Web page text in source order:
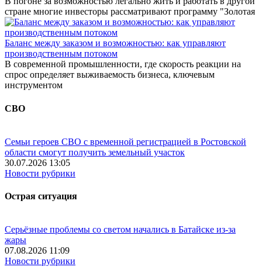
стране многие инвесторы рассматривают программу "Золотая
Баланс между заказом и возможностью: как управляют
производственным потоком
В современной промышленности, где скорость реакции на
спрос определяет выживаемость бизнеса, ключевым
инструментом
СВО
Семьи героев СВО с временной регистрацией в Ростовской
области смогут получить земельный участок
30.07.2026 13:05
Новости рубрики
Острая ситуация
Серьёзные проблемы со светом начались в Батайске из-за
жары
07.08.2026 11:09
Новости рубрики